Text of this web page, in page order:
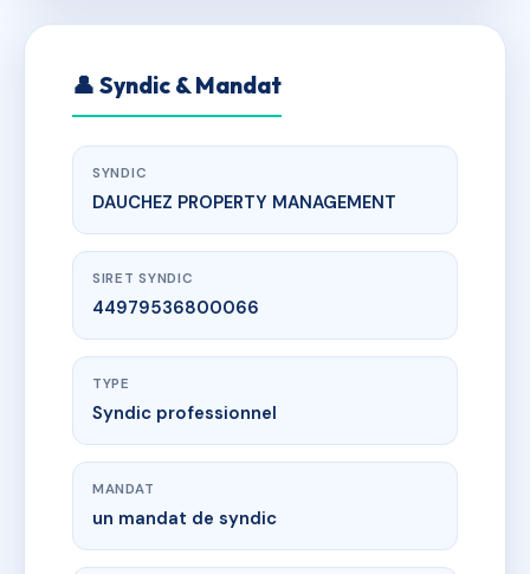
👤 Syndic & Mandat
SYNDIC
DAUCHEZ PROPERTY MANAGEMENT
SIRET SYNDIC
44979536800066
TYPE
Syndic professionnel
MANDAT
un mandat de syndic